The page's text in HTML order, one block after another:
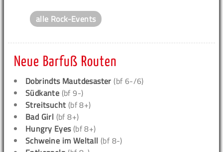
alle Rock-Events
Neue Barfuß Routen
Dobrindts Mautdesaster (bf 6-/6)
Südkante (bf 9-)
Streitsucht (bf 8+)
Bad Girl (bf 8+)
Hungry Eyes(bf 8+)
Schweine im Weltall (bf 8-)